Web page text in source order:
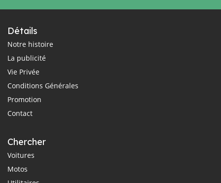
Détails
Notre histoire
La publicité
Vie Privée
Conditions Générales
Promotion
Contact
Chercher
Voitures
Motos